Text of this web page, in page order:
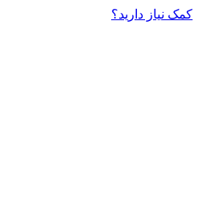
کمک نیاز دارید‌؟